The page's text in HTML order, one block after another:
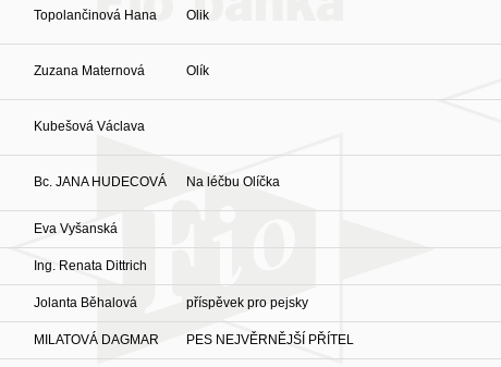
Topolančinová Hana Olik
Zuzana Maternová Olík
Kubešová Václava
Bc. JANA HUDECOVÁ Na léčbu Olíčka
Eva Vyšanská
Ing. Renata Dittrich
Jolanta Běhalová příspěvek pro pejsky
MILATOVÁ DAGMAR PES NEJVĚRNĚJŠÍ PŘÍTEL